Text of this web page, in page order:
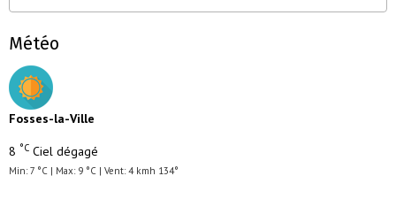
Météo
Fosses-la-Ville
8 °C Ciel dégagé
Min: 7 °C | Max: 9 °C | Vent: 4 kmh 134°